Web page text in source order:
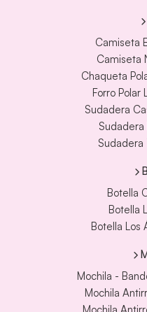
Camiseta
Camiseta
Chaqueta
Forro Polar
Sudadera
Sudadera
Sudadera
Botella
Botella
Botella Los
Mochila -
Mochila